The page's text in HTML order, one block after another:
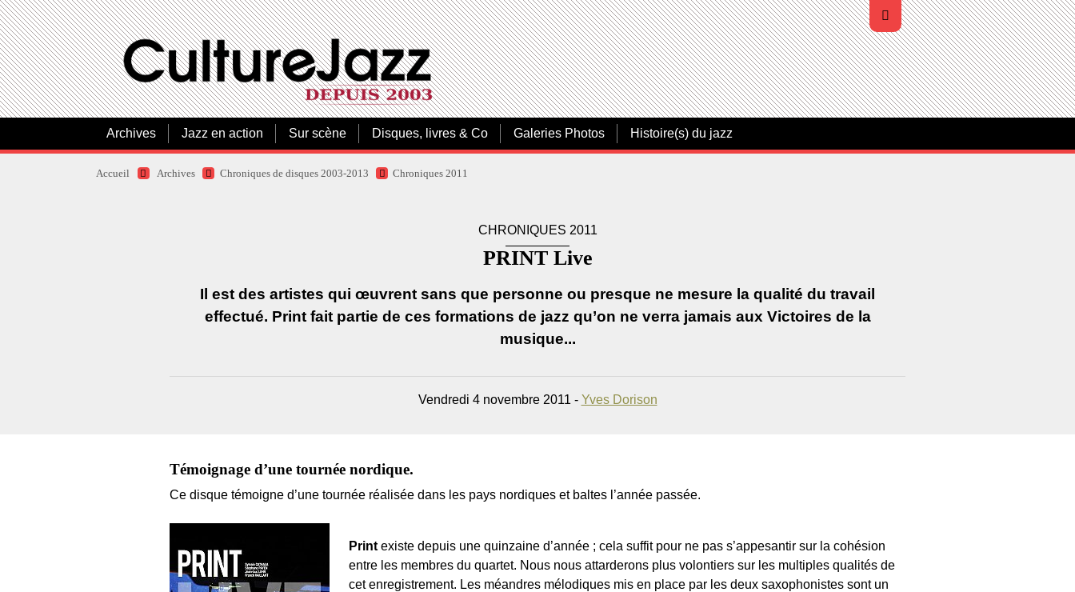
Archives Jazz en action Sur scène Disques, livres & Co Galeries Photos Histoire(s) du jazz
Accueil Archives Chroniques de disques 2003-2013 Chroniques 2011
CHRONIQUES 2011
PRINT Live
Il est des artistes qui œuvrent sans que personne ou presque ne mesure la qualité du travail
effectué. Print fait partie de ces formations de jazz qu’on ne verra jamais aux Victoires de la
musique...
Vendredi 4 novembre 2011 - Yves Dorison
Témoignage d’une tournée nordique.
Ce disque témoigne d’une tournée réalisée dans les pays nordiques et baltes l’année passée.
Printexiste depuis une quinzaine d’année ; cela suffit pour ne pas s’appesantir sur la cohésion
entre les membres du quartet. Nous nous attarderons plus volontiers sur les multiples qualités de
cet enregistrement. Les méandres mélodiques mis en place par les deux saxophonistes sont un